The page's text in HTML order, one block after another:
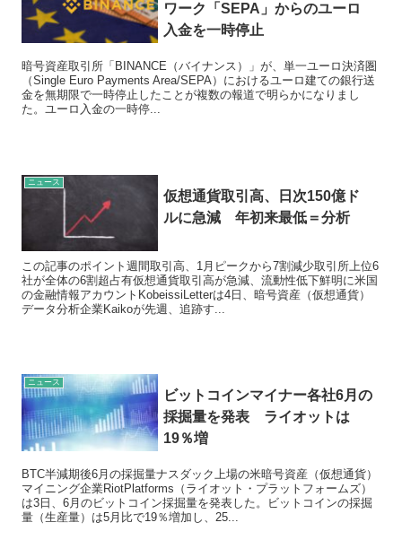
ワーク「SEPA」からのユーロ
入金を一時停止
暗号資産取引所「BINANCE（バイナンス）」が、単一ユーロ決済圏
（Single Euro Payments Area/SEPA）におけるユーロ建ての銀行送
金を無期限で一時停止したことが複数の報道で明らかになりまし
た。ユーロ入金の一時停...
ニュース
仮想通貨取引高、日次150億ド
ルに急減 年初来最低＝分析
この記事のポイント週間取引高、1月ピークから7割減少取引所上位6
社が全体の6割超占有仮想通貨取引高が急減、流動性低下鮮明に米国
の金融情報アカウントKobeissiLetterは4日、暗号資産（仮想通貨）
データ分析企業Kaikoが先週、追跡す...
ニュース
ビットコインマイナー各社6月の
採掘量を発表 ライオットは
19％増
BTC半減期後6月の採掘量ナスダック上場の米暗号資産（仮想通貨）
マイニング企業RiotPlatforms（ライオット・プラットフォームズ）
は3日、6月のビットコイン採掘量を発表した。ビットコインの採掘
量（生産量）は5月比で19％増加し、25...